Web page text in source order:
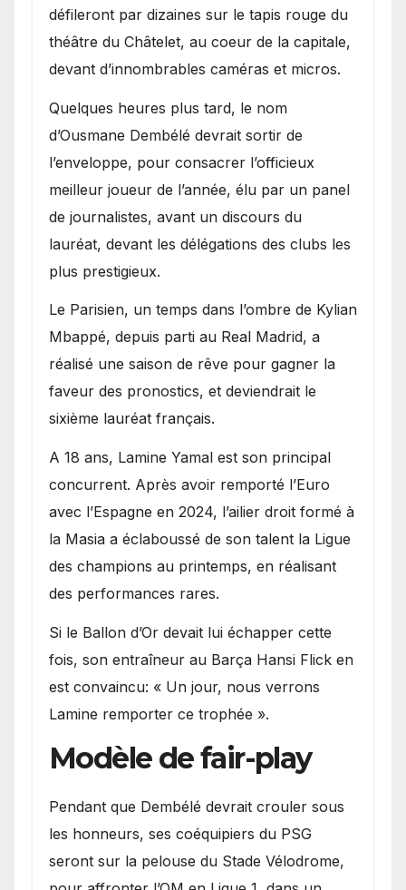
défileront par dizaines sur le tapis rouge du
théâtre du Châtelet, au coeur de la capitale,
devant d’innombrables caméras et micros.
Quelques heures plus tard, le nom
d’Ousmane Dembélé devrait sortir de
l’enveloppe, pour consacrer l’officieux
meilleur joueur de l’année, élu par un panel
de journalistes, avant un discours du
lauréat, devant les délégations des clubs les
plus prestigieux.
Le Parisien, un temps dans l’ombre de Kylian
Mbappé, depuis parti au Real Madrid, a
réalisé une saison de rêve pour gagner la
faveur des pronostics, et deviendrait le
sixième lauréat français.
A 18 ans, Lamine Yamal est son principal
concurrent. Après avoir remporté l’Euro
avec l’Espagne en 2024, l’ailier droit formé à
la Masia a éclaboussé de son talent la Ligue
des champions au printemps, en réalisant
des performances rares.
Si le Ballon d’Or devait lui échapper cette
fois, son entraîneur au Barça Hansi Flick en
est convaincu: « Un jour, nous verrons
Lamine remporter ce trophée ».
Modèle de fair-play
Pendant que Dembélé devrait crouler sous
les honneurs, ses coéquipiers du PSG
seront sur la pelouse du Stade Vélodrome,